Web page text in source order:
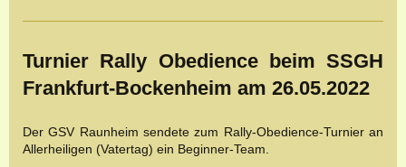
Turnier Rally Obedience beim SSGH
Frankfurt-Bockenheim am 26.05.2022
Der GSV Raunheim sendete zum Rally-Obedience-Turnier an
Allerheiligen (Vatertag) ein Beginner-Team.